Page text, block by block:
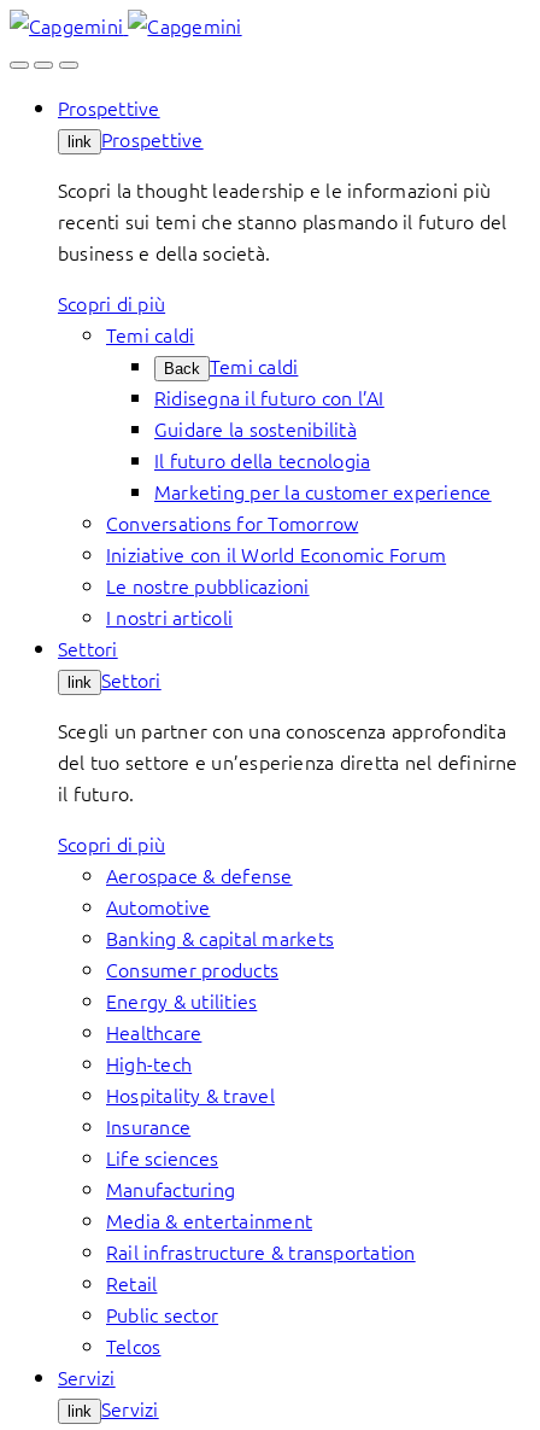
Skip
to
Prospettive
link Prospettive
Scopri la thought leadership e le informazioni più
recenti sui temi che stanno plasmando il futuro del
business e della società.
Scopri di più
Temi caldi
Back Temi caldi
Ridisegna il futuro con l’AI
Guidare la sostenibilità
Il futuro della tecnologia
Marketing per la customer experience
Conversations for Tomorrow
Iniziative con il World Economic Forum
Le nostre pubblicazioni
I nostri articoli
Settori
link Settori
Scegli un partner con una conoscenza approfondita
del tuo settore e un’esperienza diretta nel definirne
il futuro.
Scopri di più
Aerospace & defense
Automotive
Banking & capital markets
Consumer products
Energy & utilities
Healthcare
High-tech
Hospitality & travel
Insurance
Life sciences
Manufacturing
Media & entertainment
Rail infrastructure & transportation
Retail
Public sector
Telcos
Servizi
link Servizi